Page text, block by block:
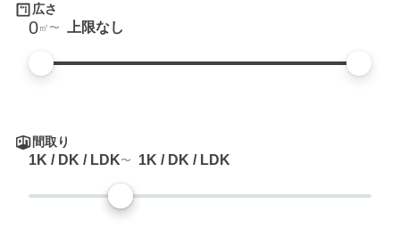
広さ
0㎡ 上限なし
間取り
1K / DK / LDK 1K / DK / LDK